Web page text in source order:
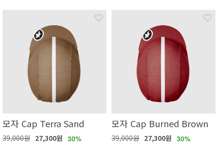
모자 Cap Terra Sand
39,000원 27,300원 30%
모자 Cap Burned Brown
39,000원 27,300원 30%